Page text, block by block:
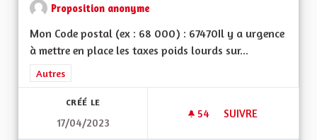
Proposition anonyme
Mon Code postal (ex : 68 000) : 67470Il y a urgence
à mettre en place les taxes poids lourds sur...
Filtrer les résultats de la catégorie : Autres
Autres
CRÉÉ LE
17/04/2023
54 54 ABONNÉS
SUIVRE